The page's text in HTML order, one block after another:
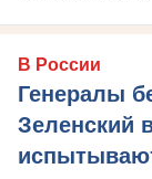
В России
Генералы
Зеленский